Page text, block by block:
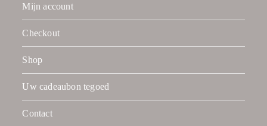
Mijn account
Checkout
Shop
Uw cadeaubon tegoed
Contact